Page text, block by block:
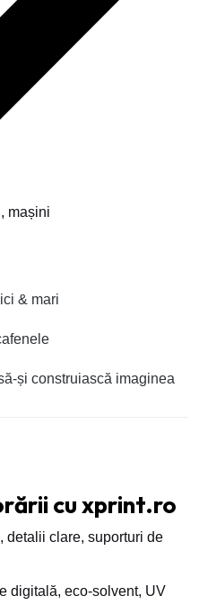
mașini
& mari
și construiască imaginea
cu xprint.ro
detalii clare, suporturi de
digitală, eco-solvent, UV